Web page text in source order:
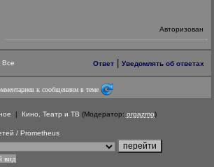
Авторизован
Все Ответ Уведомлять об ответах
к сообщениям в теме
| Кино, Театр и ТВ (Модератор: orgazmo)
/ Prometheus
вид